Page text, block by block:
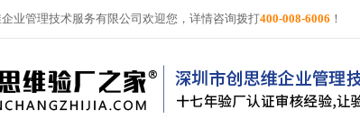
业管理技术服务有限公司欢迎您，详情咨询拨打400-008-6006 ！